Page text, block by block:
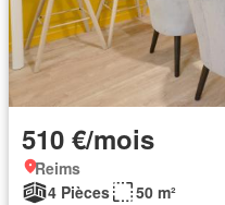
510 €/mois
Reims
4 Pièces
50 m²